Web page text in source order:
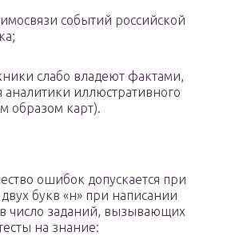
событий российской
слабо владеют фактами,
иллюстративного
образом карт).
ошибок допускается при
букв «н» при написании
число заданий, вызывающих
на знание: